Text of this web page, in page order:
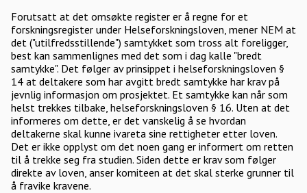
Forutsatt at det omsøkte register er å regne for et
forskningsregister under Helseforskningsloven, mener NEM at
det ("utilfredsstillende") samtykket som tross alt foreligger,
best kan sammenlignes med det som i dag kalle "bredt
samtykke". Det følger av prinsippet i helseforskningsloven §
14 at deltakere som har avgitt bredt samtykke har krav på
jevnlig informasjon om prosjektet. Et samtykke kan når som
helst trekkes tilbake, helseforskningsloven § 16. Uten at det
informeres om dette, er det vanskelig å se hvordan
deltakerne skal kunne ivareta sine rettigheter etter loven.
Det er ikke opplyst om det noen gang er informert om retten
til å trekke seg fra studien. Siden dette er krav som følger
direkte av loven, anser komiteen at det skal sterke grunner til
å fravike kravene.